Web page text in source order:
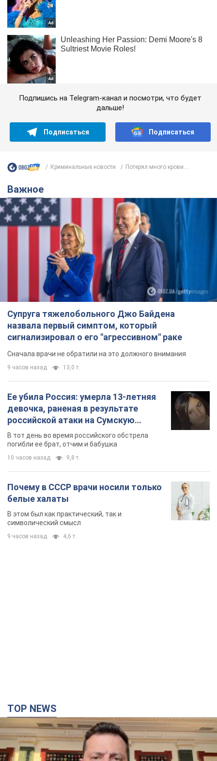
Подпишись на Telegram-канал и посмотри, что будет
дальше!
Подписаться Подписаться
Криминальные новости Потерял много крови:...
Важное
Супруга тяжелобольного Джо Байдена
назвала первый симптом, который
сигнализировал о его "агрессивном" раке
Сначала врачи не обратили на это должного внимания
9 часов назад 13,0 т.
Ее убила Россия: умерла 13-летняя
девочка, раненая в результате
российской атаки на Сумскую
область. Фото
В тот день во время российского обстрела
погибли ее брат, отчим и бабушка
10 часов назад 9,8 т.
Почему в СССР врачи носили только
белые халаты
В этом был как практический, так и
символический смысл
9 часов назад 4,6 т.
TOP NEWS